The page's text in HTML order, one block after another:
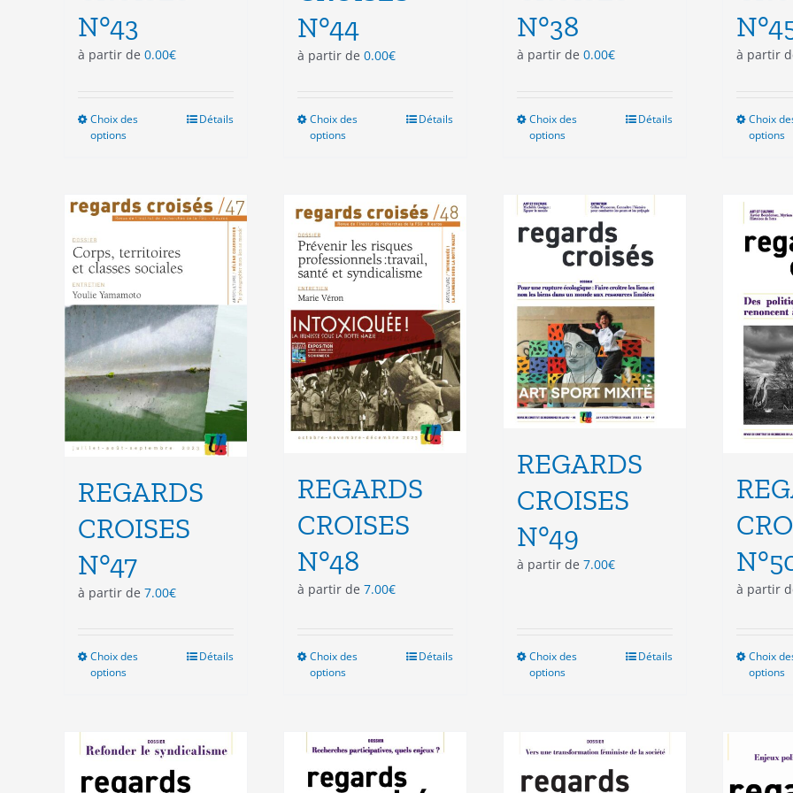
N°43
à partir de 0.00€
Choix des
options
variations.
Les
peuvent
être
sur
la
page
du
produit
Détails
N°44
à partir de 0.00€
Choix des
options
Les
options
peuvent
être
sur
la
page
du
produit
Détails
N°38
à partir de 0.00€
Choix des
options
variations.
Les
options
peuvent
choisies
sur
la
page
du
produit
Détails
à partir
Choix
options
REGARDS
CROISES
N°47
à partir de 7.00€
Choix des
options
Les
options
Détails
REGARDS
CROISES
N°48
à partir de 7.00€
Choix des
options
variations.
Les
options
Détails
REGARDS
CROISES
N°49
à partir de 7.00€
Choix des
options
Les
options
Détails
à partir
Choix
options